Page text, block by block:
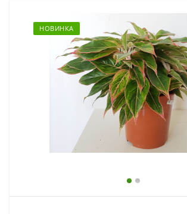
Время работы
ПН-ПТ с10:00 до 20:00
zakaz@topcvetok.ru
НОВИНКА